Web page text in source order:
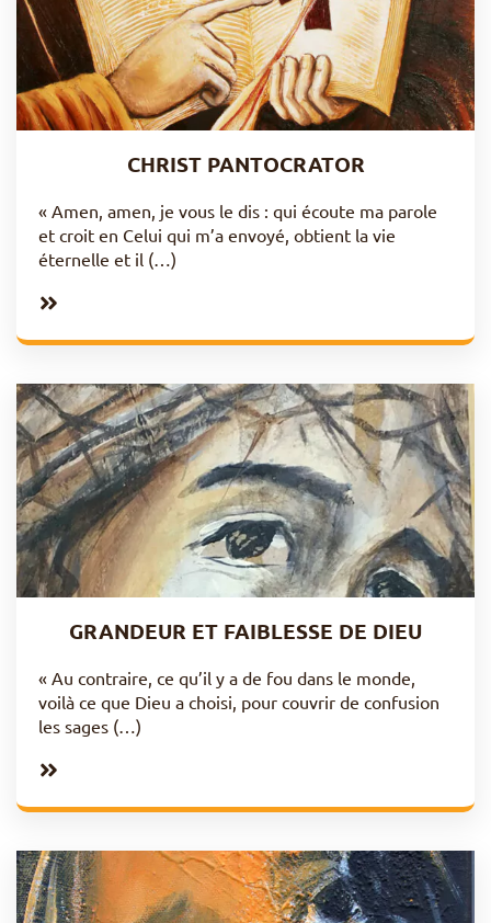
CHRIST PANTOCRATOR
« Amen, amen, je vous le dis : qui écoute ma parole
et croit en Celui qui m’a envoyé, obtient la vie
éternelle et il (…)
GRANDEUR ET FAIBLESSE DE DIEU
« Au contraire, ce qu’il y a de fou dans le monde,
voilà ce que Dieu a choisi, pour couvrir de confusion
les sages (…)